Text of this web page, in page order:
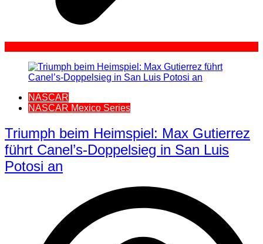
NASCAR
NASCAR Mexico Series
Triumph beim Heimspiel: Max Gutierrez
führt Canel’s-Doppelsieg in San Luis
Potosi an